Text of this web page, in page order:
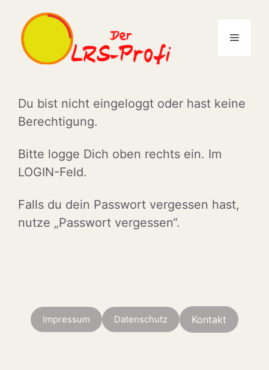
Inhalt
springen
Menü
Du bist nicht eingeloggt oder hast keine
Berechtigung.
Bitte logge Dich oben rechts ein. Im
LOGIN-Feld.
Falls du dein Passwort vergessen hast,
nutze „Passwort vergessen“.
Impressum Datenschutz Kontakt